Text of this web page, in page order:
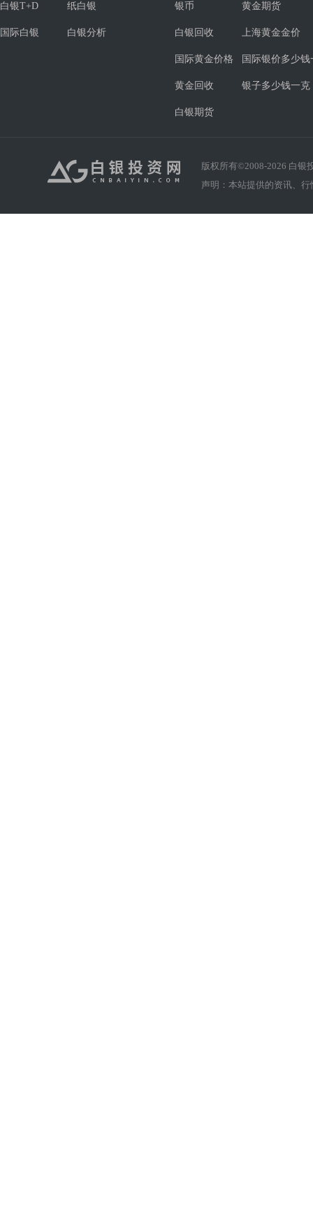
白银T+D 纸白银
国际白银 白银分析
银币 黄金期货
白银回收 上海黄金金价
国际黄金价格 国际银价多少钱
黄金回收 银子多少钱一克
白银期货
版权所有©2008-2026 白银
声明：本站提供的资讯、